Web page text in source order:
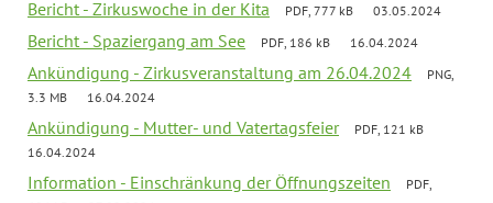
Bericht - Zirkuswoche in der Kita PDF, 777 kB 03.05.2024
Bericht - Spaziergang am See PDF, 186 kB 16.04.2024
Ankündigung - Zirkusveranstaltung am 26.04.2024
PNG,
3.3 MB
16.04.2024
Ankündigung - Mutter- und Vatertagsfeier
PDF, 121 kB
16.04.2024
Information - Einschränkung der Öffnungszeiten
PDF,